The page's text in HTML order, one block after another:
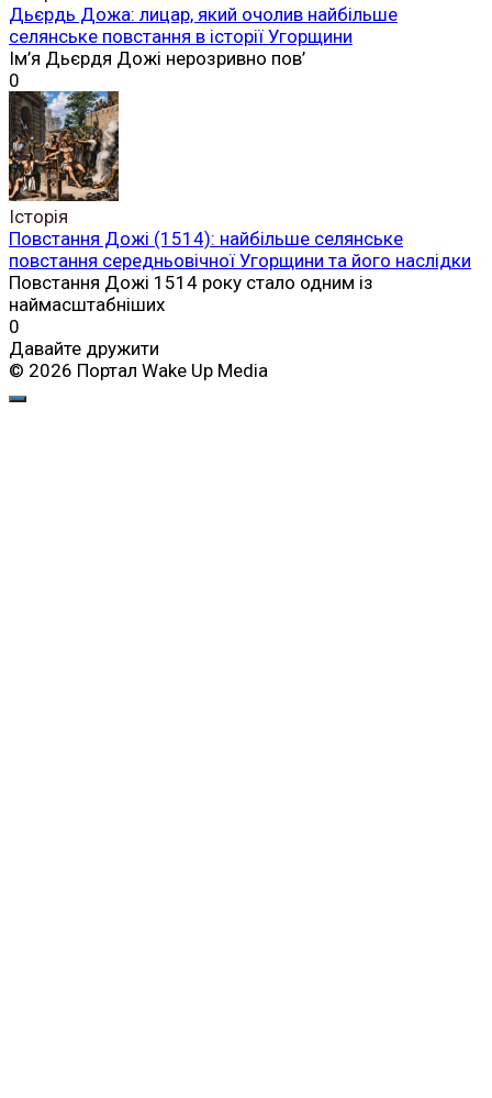
Дьєрдь Дожа: лицар, який очолив найбільше
селянське повстання в історії Угорщини
Ім’я Дьєрдя Дожі нерозривно пов’
0
Історія
Повстання Дожі (1514): найбільше селянське
повстання середньовічної Угорщини та його наслідки
Повстання Дожі 1514 року стало одним із
наймасштабніших
0
Давайте дружити
© 2026 Портал Wake Up Media